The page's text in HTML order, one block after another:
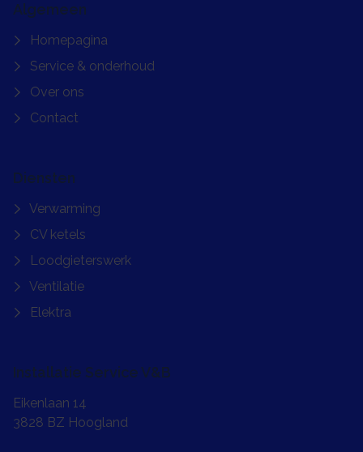
Algemeen
Homepagina
Service & onderhoud
Over ons
Contact
Diensten
Verwarming
CV ketels
Loodgieterswerk
Ventilatie
Elektra
Installatie Service V&B
Installatie Service V&B
Eikenlaan 14
3828 BZ Hoogland